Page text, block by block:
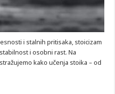
i stalnih pritisaka, stoicizam
i osobni rast. Na
kako učenja stoika – od